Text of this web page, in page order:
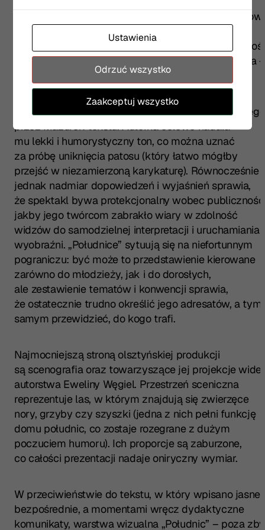
symbolicznych typów ludzkich, a właśnie bohaterów
opowieści dla najmłodszych. Momentami
przerysowana, naiwna gra aktorska, osadzona w
konwencjonalnej formie, budzi podobne skojarzenia –
z estetyką teatru dziecięcego.
Wspomniane wrażenie pogłębia struktura napisanego
przez Mazurek tekstu. Autorka celowo nadała
mu lekki i humorystyczny ton, co można uznać
za próbę uniknięcia patosu (który łatwo mógłby
przejść w niezamierzoną karykaturę). Równocześnie
jednak nadmiar dopowiedzeń i wyjaśnień sprawia,
że spektakl bywa protekcjonalny wobec
jakby jego twórcom zabrakło wiary w zdolność
widzów do samodzielnej interpretacji i uruchamiania
wyobraźni. „Południce” sytuują się na niefortunnym
pograniczu: być może to przedstawienie kierowane
zarówno do młodzieży, jak i do dorosłych,
ale zestawienie tematów i konwencji sprawia,
że ostatecznie trudno określić jego adresatów, a tym
samym przewidzieć, do kogo trafi.
Najmocniejszą stroną olsztyńskiej produkcji
są scenografia oraz towarzyszące jej projekcje
autorstwa Eweliny Węgiel. Przestrzeń sceniczna
reprezentuje las, w którym znajdują się zwierzęce
nory, grzyby czy szyszki (jedna z nich pełni funkcję
domu południc, co zostaje rozegrane z dużym
poczuciem humoru). Ich proporcje są zaburzone,
co całości prezentacji nadaje oniryczny wymiar.
W przeciwieństwie do tekstu, w który wpisano jasne,
bezpośrednie, a momentami wręcz dydaktyczne
komunikaty, warstwa wizualna „Południc” – poza
Ustawienia
Odrzuć wszystko
Zaakceptuj wszystko